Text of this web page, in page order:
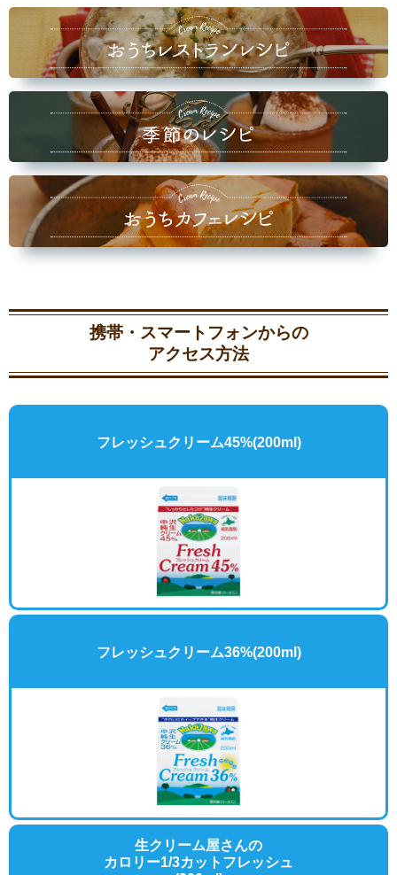
携帯・スマートフォンからの
アクセス方法
フレッシュクリーム45%(200ml)
フレッシュクリーム36%(200ml)
生クリーム屋さんの
カロリー1/3カットフレッシュ